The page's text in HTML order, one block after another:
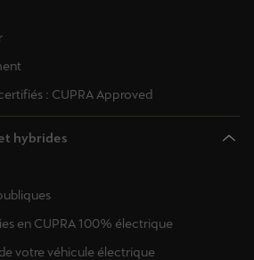
: CUPRA Approved
hybrides
en CUPRA 100% électrique
votre véhicule électrique